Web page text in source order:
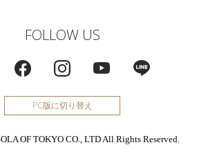
FOLLOW US
PC版に切り替え
OF TOKYO CO., LTD All Rights Reserved.